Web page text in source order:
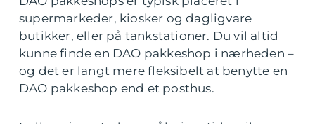
supermarkeder, kiosker og dagligvare
butikker, eller på tankstationer. Du vil altid
kunne finde en DAO pakkeshop i nærheden –
og det er langt mere fleksibelt at benytte en
DAO pakkeshop end et posthus.